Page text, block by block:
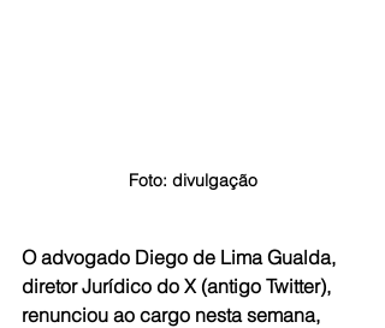
Foto: divulgação
O advogado Diego de Lima Gualda,
diretor Jurídico do X (antigo Twitter),
renunciou ao cargo nesta semana,